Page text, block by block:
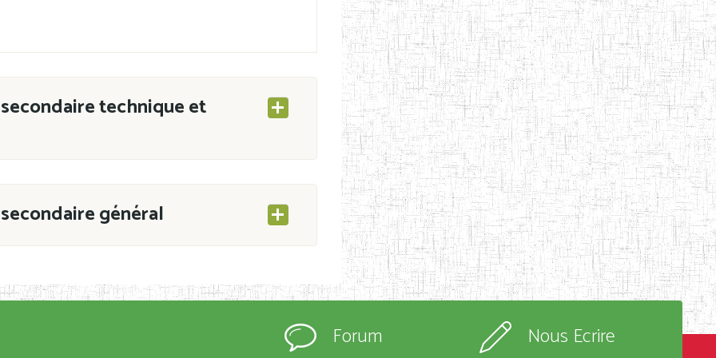
technique et
général
CAB du 21 mars 2011 portant ouverture
immatriculés et inscrits au
Forum Nous Ecrire